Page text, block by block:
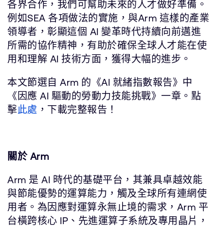
各界合作，我們可幫助未來的人才做好準備。
例如SEA 各項做法的實施，與Arm 這樣的產業
領導者，彰顯這個 AI 變革時代持續向前邁進
所需的協作精神，有助於確保全球人才能在使
用和理解 AI 技術方面，獲得大幅的進步。
本文節選自 Arm 的《AI 就緒指數報告》中
《因應 AI 驅動的勞動力技能挑戰》一章。點
擊此處 ，下載完整報告！
關於 Arm
Arm 是 AI 時代的基礎平台，其兼具卓越效能
與節能優勢的運算能力，觸及全球所有連網使
用者。為因應對運算永無止境的需求，Arm 平
台橫跨核心 IP、先進運算子系統及專用晶片，